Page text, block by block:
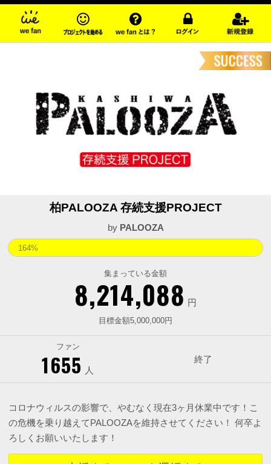
柏PALOOZA 存続支援PROJECT
by PALOOZA
集まっている金額
8,214,088 円
164%
目標金額5,000,000円
ファン
1655 人
終了
コロナウィルスの影響で、やむなく現在3ヶ月休業中です！こ
の危機を乗り越えてPALOOZAを維持させてください！ 何卒よ
ろしくお願いいたします！